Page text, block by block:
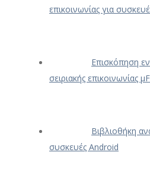
επικοινωνίας για
Επισκόπηση
σειριακής επικοινωνίας
Βιβλιοθήκη
συσκευές Android